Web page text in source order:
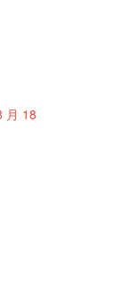
月 18